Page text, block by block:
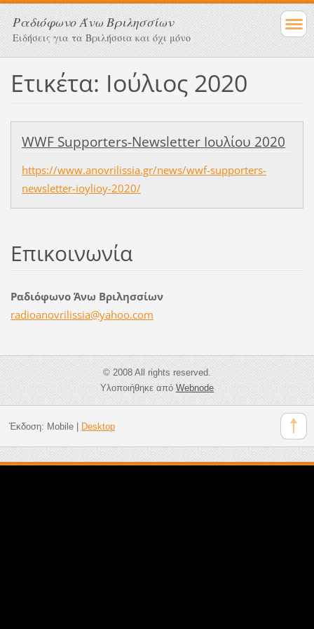
Ραδιόφωνο Άνω Βριλησσίων
Ειδήσεις για τα Βριλήσσια και όχι μόνο
Ετικέτα: Ιούλιος 2020
WWF Supporters-Newsletter Ιουλίου 2020
https://www.anovrilissia.gr/news/wwf-supporters-
newsletter-ioylioy-2020/
Επικοινωνία
Ραδιόφωνο Άνω Βριλησσίων
radioanovrilissia@yahoo.com
© 2008 All rights reserved.
Υλοποιήθηκε απόWebnode
Έκδοση: Mobile| Desktop